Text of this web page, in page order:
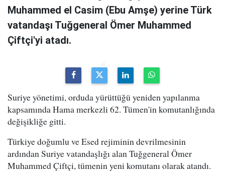
Muhammed el Casim (Ebu Amşe) yerine Türk
vatandaşı Tuğgeneral Ömer Muhammed
Çiftçi'yi atadı.
Suriye yönetimi, orduda yürüttüğü yeniden yapılanma
kapsamında Hama merkezli 62. Tümen'in komutanlığında
değişikliğe gitti.
Türkiye doğumlu ve Esed rejiminin devrilmesinin
ardından Suriye vatandaşlığı alan Tuğgeneral Ömer
Muhammed Çiftçi, tümenin yeni komutanı olarak atandı.